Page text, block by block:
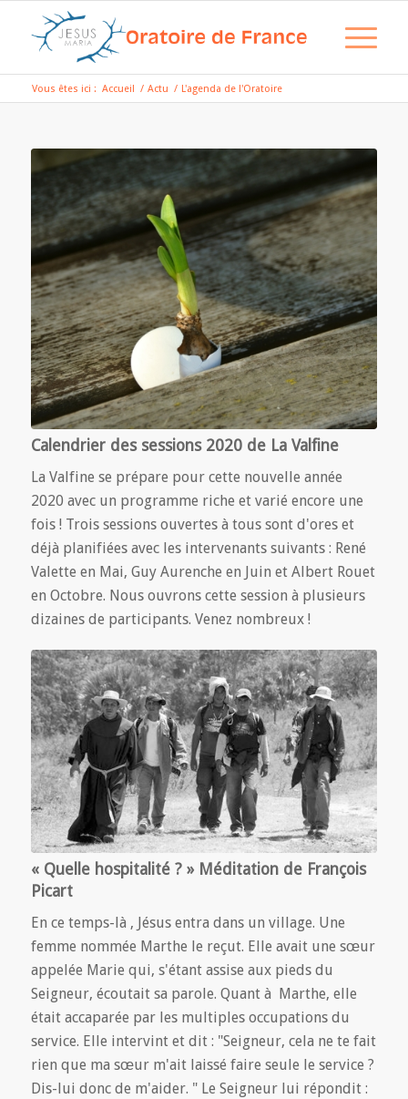
Vous êtes ici : Accueil / Actu / L'agenda de l'Oratoire
Calendrier des sessions 2020 de La Valfine
La Valfine se prépare pour cette nouvelle année
2020 avec un programme riche et varié encore une
fois ! Trois sessions ouvertes à tous sont d'ores et
déjà planifiées avec les intervenants suivants : René
Valette en Mai, Guy Aurenche en Juin et Albert Rouet
en Octobre. Nous ouvrons cette session à plusieurs
dizaines de participants. Venez nombreux !
« Quelle hospitalité ? » Méditation de François
Picart
En ce temps-là , Jésus entra dans un village. Une
femme nommée Marthe le reçut. Elle avait une sœur
appelée Marie qui, s'étant assise aux pieds du
Seigneur, écoutait sa parole. Quant à Marthe, elle
était accaparée par les multiples occupations du
service. Elle intervint et dit : "Seigneur, cela ne te fait
rien que ma sœur m'ait laissé faire seule le service ?
Dis-lui donc de m'aider. " Le Seigneur lui répondit :